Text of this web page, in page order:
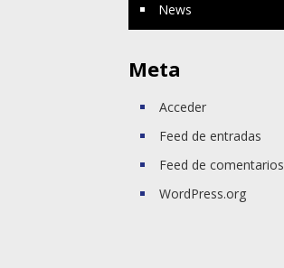
News
Meta
Acceder
Feed de entradas
Feed de comentarios
WordPress.org